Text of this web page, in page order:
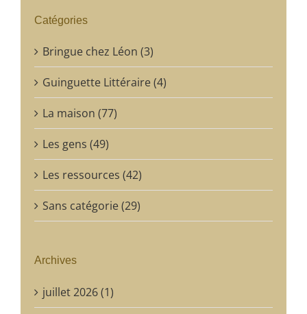
Catégories
Bringue chez Léon (3)
Guinguette Littéraire (4)
La maison (77)
Les gens (49)
Les ressources (42)
Sans catégorie (29)
Archives
juillet 2026 (1)